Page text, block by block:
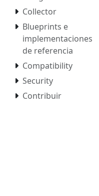
Collector
Blueprints e
implementaciones
de referencia
Compatibility
Security
Contribuir